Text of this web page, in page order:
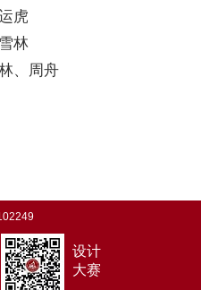
虎
林
、 周舟
设计
大赛